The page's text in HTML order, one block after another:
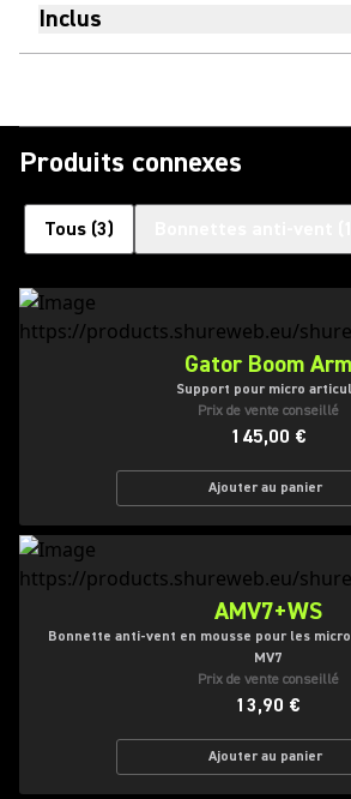
Inclus
Produits connexes
Tous (3)
Gator Boom Arm
Support pour micro
Prix de vente conseillé
145,00 €
Ajouter au panier
AMV7+WS
Bonnette anti-vent en mousse pour les
MV7
Prix de vente conseillé
13,90 €
Ajouter au panier